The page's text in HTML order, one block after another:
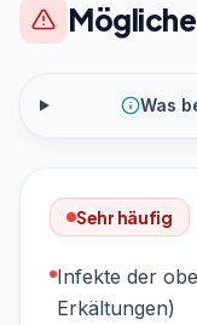
Was
Sehr häufig
Infekte der
Erkältungen)